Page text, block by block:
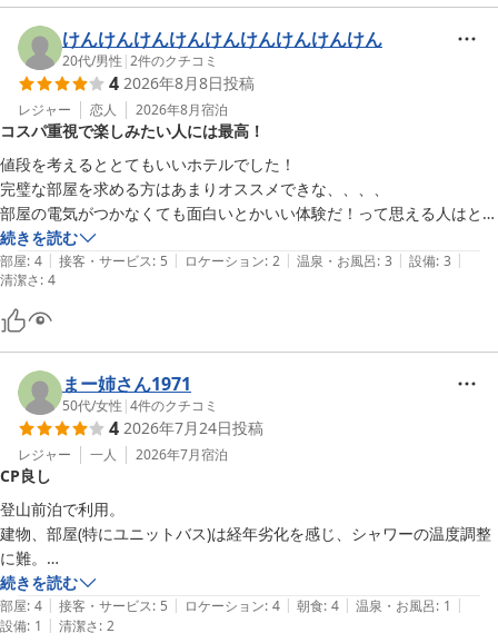
お客様のまたのお越しをスタッフ一同お待ちしております
ＨＯＴＥＬ ＦＲＥＥ ＳＴＹＬＥ
2026-06-21
けんけんけんけんけんけんけんけんけん
20代/男性 |2件のクチコミ
4 2026年8月8日投稿
レジャー 恋人 2026年8月宿泊
コスパ重視で楽しみたい人には最高！
値段を考えるととてもいいホテルでした！
完璧な部屋を求める方はあまりオススメできな、、、、
部屋の電気がつかなくても面白いとかいい体験だ！って思える人はとっ
てもコスパ良く泊まれると思います！
自分たちはとても楽しめました！
アメニティやドリンクなども豊富でした。
続きを読む
部屋: 4 | 接客・サービス: 5 | ロケーション: 2 | 温泉・お風呂: 3 | 設備: 3 |
清潔さ: 4
まー姉さん1971
50代/女性 |4件のクチコミ
4 2026年7月24日投稿
レジャー 一人 2026年7月宿泊
CP良し
登山前泊で利用。
建物、部屋(特にユニットバス)は経年劣化を感じ、シャワーの温度調整
に難。
フットランプが付かず等の不具合はありましたが、フロントの方の対応
がすこぶる良くアメニティも充実。
(フロントでのアロマ香に癒されました)
続きを読む
部屋: 4 | 接客・サービス: 5 | ロケーション: 4 | 朝食: 4 | 温泉・お風呂: 1 |
設備: 1 | 清潔さ: 2